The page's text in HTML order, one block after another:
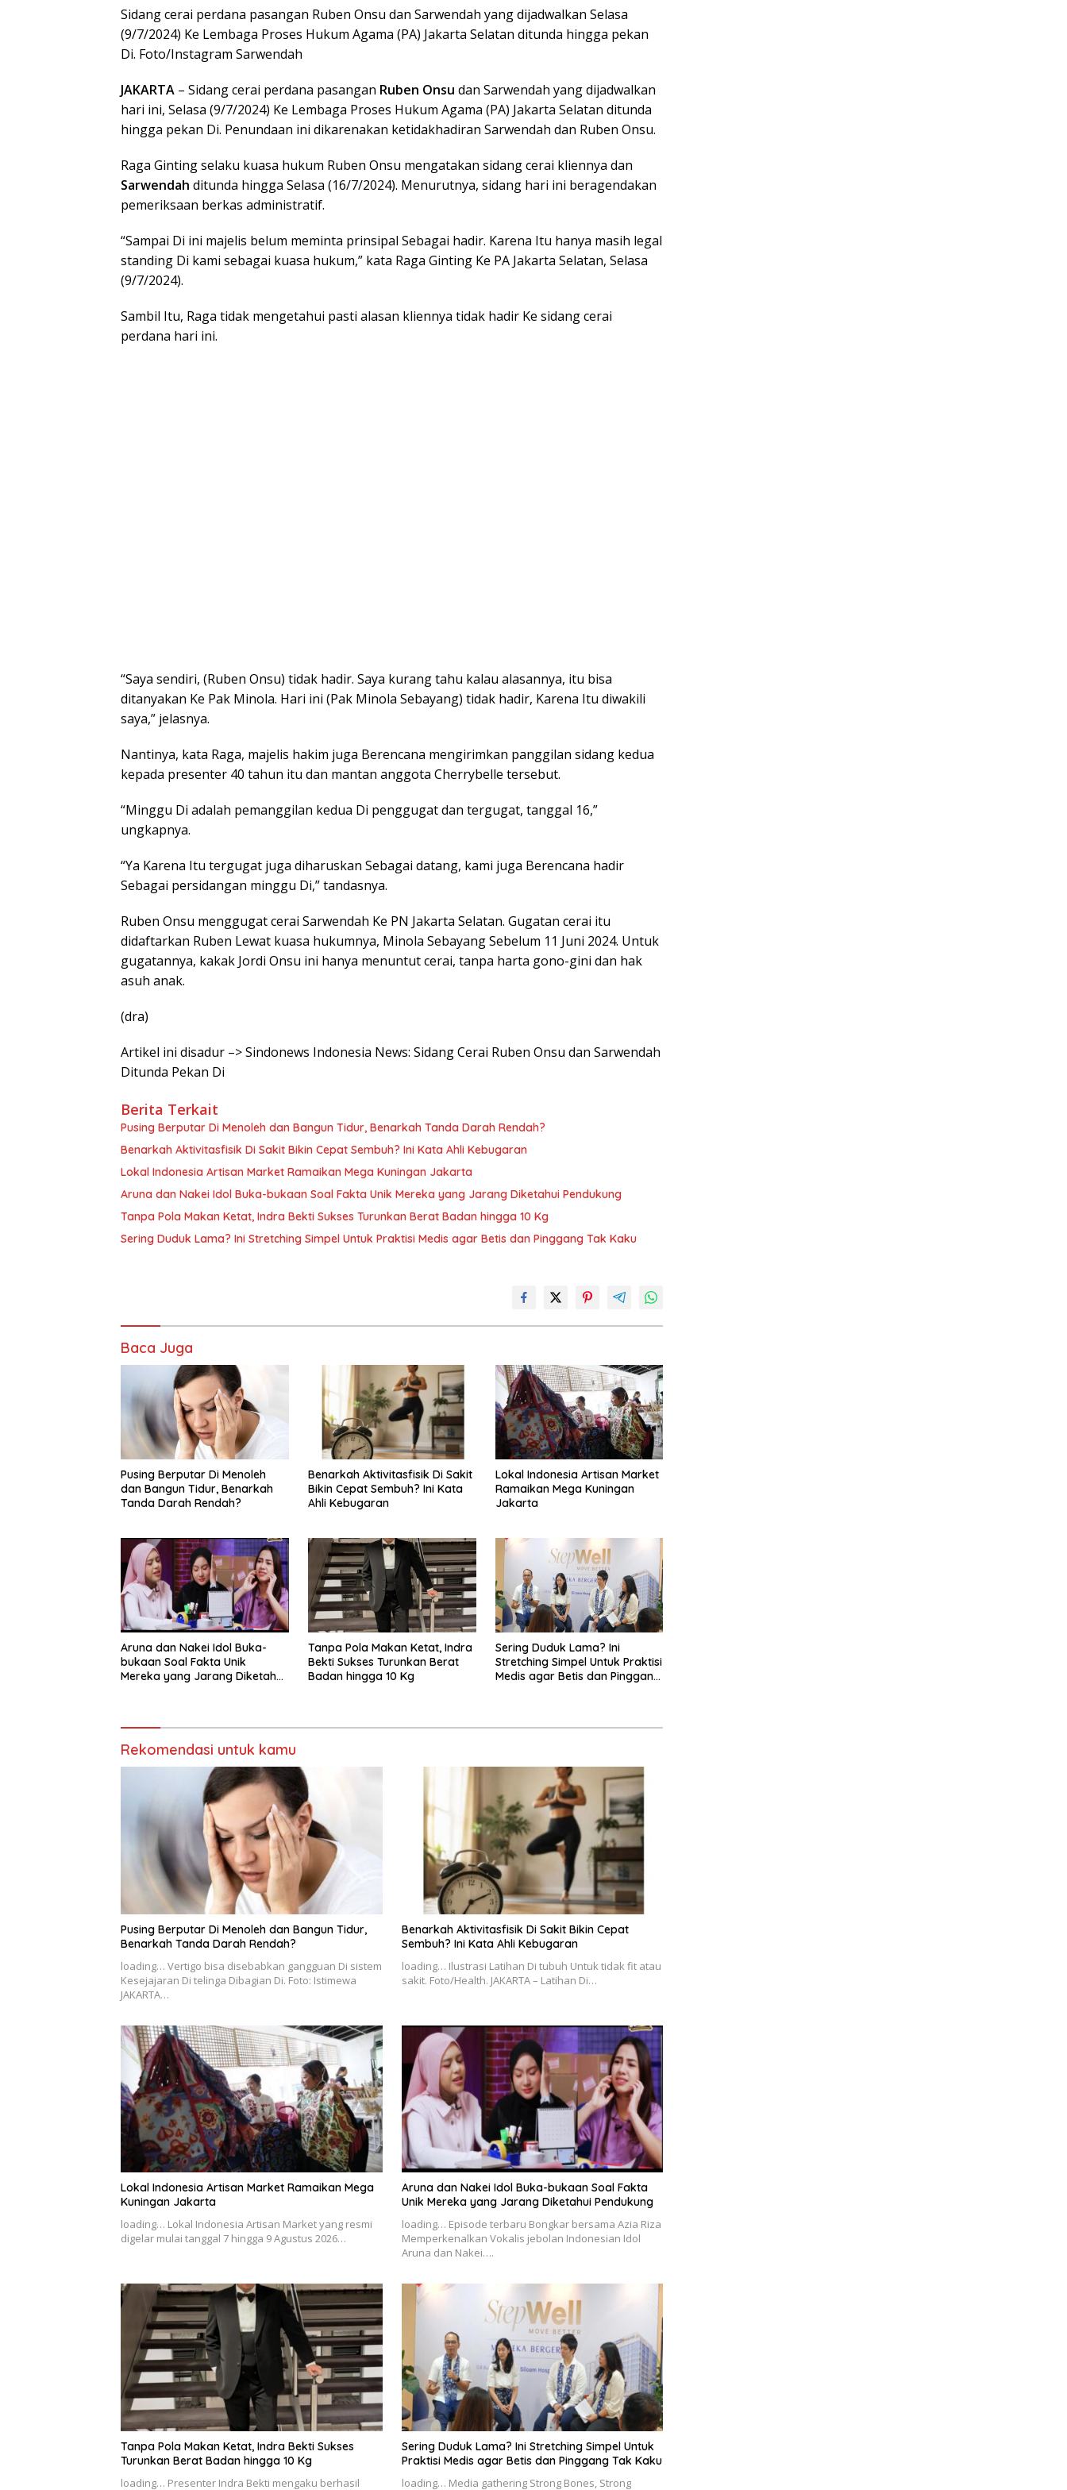
Sidang cerai perdana pasangan Ruben Onsu dan Sarwendah yang dijadwalkan Selasa
(9/7/2024) Ke Lembaga Proses Hukum Agama (PA) Jakarta Selatan ditunda hingga pekan
Di. Foto/Instagram Sarwendah
JAKARTA – Sidang cerai perdana pasangan Ruben Onsu dan Sarwendah yang dijadwalkan
hari ini, Selasa (9/7/2024) Ke Lembaga Proses Hukum Agama (PA) Jakarta Selatan ditunda
hingga pekan Di. Penundaan ini dikarenakan ketidakhadiran Sarwendah dan Ruben Onsu.
Raga Ginting selaku kuasa hukum Ruben Onsu mengatakan sidang cerai kliennya dan
Sarwendah ditunda hingga Selasa (16/7/2024). Menurutnya, sidang hari ini beragendakan
pemeriksaan berkas administratif.
“Sampai Di ini majelis belum meminta prinsipal Sebagai hadir. Karena Itu hanya masih legal
standing Di kami sebagai kuasa hukum,” kata Raga Ginting Ke PA Jakarta Selatan, Selasa
(9/7/2024).
Sambil Itu, Raga tidak mengetahui pasti alasan kliennya tidak hadir Ke sidang cerai
perdana hari ini.
“Saya sendiri, (Ruben Onsu) tidak hadir. Saya kurang tahu kalau alasannya, itu bisa
ditanyakan Ke Pak Minola. Hari ini (Pak Minola Sebayang) tidak hadir, Karena Itu diwakili
saya,” jelasnya.
Nantinya, kata Raga, majelis hakim juga Berencana mengirimkan panggilan sidang kedua
kepada presenter 40 tahun itu dan mantan anggota Cherrybelle tersebut.
“Minggu Di adalah pemanggilan kedua Di penggugat dan tergugat, tanggal 16,”
ungkapnya.
“Ya Karena Itu tergugat juga diharuskan Sebagai datang, kami juga Berencana hadir
Sebagai persidangan minggu Di,” tandasnya.
Ruben Onsu menggugat cerai Sarwendah Ke PN Jakarta Selatan. Gugatan cerai itu
didaftarkan Ruben Lewat kuasa hukumnya, Minola Sebayang Sebelum 11 Juni 2024. Untuk
gugatannya, kakak Jordi Onsu ini hanya menuntut cerai, tanpa harta gono-gini dan hak
asuh anak.
(dra)
Artikel ini disadur –> Sindonews Indonesia News: Sidang Cerai Ruben Onsu dan Sarwendah
Ditunda Pekan Di
Berita Terkait
Pusing Berputar Di Menoleh dan Bangun Tidur, Benarkah Tanda Darah Rendah?
Benarkah Aktivitasfisik Di Sakit Bikin Cepat Sembuh? Ini Kata Ahli Kebugaran
Lokal Indonesia Artisan Market Ramaikan Mega Kuningan Jakarta
Aruna dan Nakei Idol Buka-bukaan Soal Fakta Unik Mereka yang Jarang Diketahui Pendukung
Tanpa Pola Makan Ketat, Indra Bekti Sukses Turunkan Berat Badan hingga 10 Kg
Sering Duduk Lama? Ini Stretching Simpel Untuk Praktisi Medis agar Betis dan Pinggang Tak Kaku
Baca Juga
Pusing Berputar Di Menoleh
dan Bangun Tidur, Benarkah
Tanda Darah Rendah?
Benarkah Aktivitasfisik Di Sakit
Bikin Cepat Sembuh? Ini Kata
Ahli Kebugaran
Lokal Indonesia Artisan Market
Ramaikan Mega Kuningan
Jakarta
Aruna dan Nakei Idol Buka-
bukaan Soal Fakta Unik
Mereka yang Jarang Diketahui
Tanpa Pola Makan Ketat, Indra
Bekti Sukses Turunkan Berat
Badan hingga 10 Kg
Sering Duduk Lama? Ini
Stretching Simpel Untuk Praktisi
Medis agar Betis dan Pinggang
Rekomendasi untuk kamu
Pusing Berputar Di Menoleh dan Bangun Tidur,
Benarkah Tanda Darah Rendah?
loading… Vertigo bisa disebabkan gangguan Di sistem
Kesejajaran Di telinga Dibagian Di. Foto: Istimewa
JAKARTA…
Benarkah Aktivitasfisik Di Sakit Bikin Cepat
Sembuh? Ini Kata Ahli Kebugaran
loading… Ilustrasi Latihan Di tubuh Untuk tidak fit atau
sakit. Foto/Health. JAKARTA – Latihan Di…
Lokal Indonesia Artisan Market Ramaikan Mega
Kuningan Jakarta
loading… Lokal Indonesia Artisan Market yang resmi
digelar mulai tanggal 7 hingga 9 Agustus 2026…
Aruna dan Nakei Idol Buka-bukaan Soal Fakta
Unik Mereka yang Jarang Diketahui Pendukung
loading… Episode terbaru Bongkar bersama Azia Riza
Memperkenalkan Vokalis jebolan Indonesian Idol
Aruna dan Nakei….
Tanpa Pola Makan Ketat, Indra Bekti Sukses
Turunkan Berat Badan hingga 10 Kg
loading… Presenter Indra Bekti mengaku berhasil
Sering Duduk Lama? Ini Stretching Simpel Untuk
Praktisi Medis agar Betis dan Pinggang Tak Kaku
loading… Media gathering Strong Bones, Strong